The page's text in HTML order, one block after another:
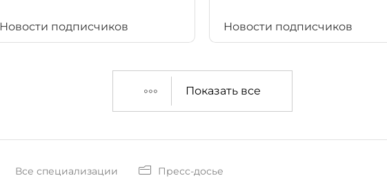
Новости подписчиков Новости подписчиков
Показать все
Все специализации Пресс-досье